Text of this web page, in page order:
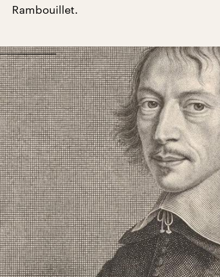
Rambouillet.